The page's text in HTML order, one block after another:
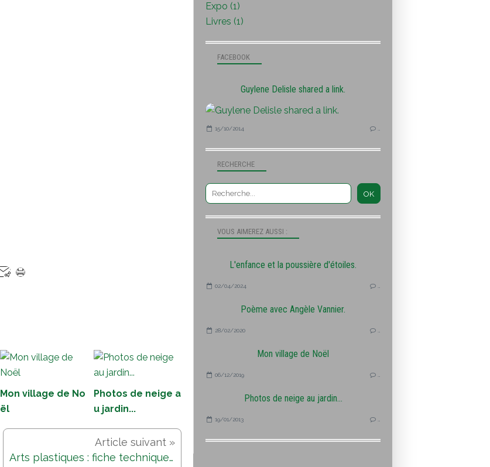
Mon village de No
ël
Photos de neige a
u jardin...
Arts plastiques : fiche technique 3...
RECHERCHE
VOUS AIMEREZ AUSSI :
L'enfance et la poussière d'étoiles.
02/04/2024
Poème avec Angèle Vannier.
28/02/2020
Mon village de Noël
06/12/2019
Photos de neige au jardin...
19/01/2013
FACEBOOK
Guylene Delisle shared a link.
15/10/2014
Expo (1)
Livres (1)